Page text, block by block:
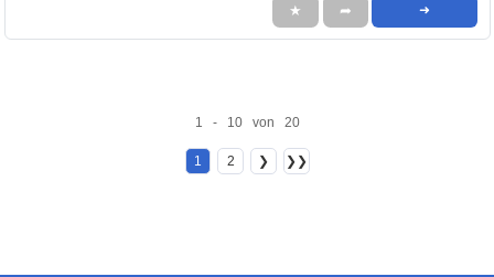
★ ➦ ➜
1 - 10 von 20
1 2 ❯ ❯❯